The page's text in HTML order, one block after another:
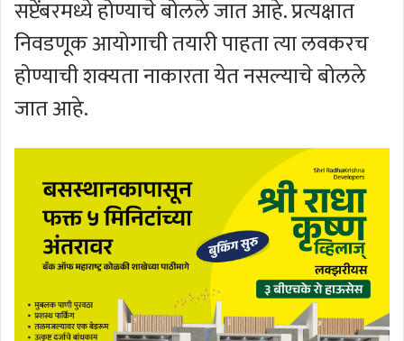
सप्टेंबरमध्ये होण्याचे बोलले जात आहे. प्रत्यक्षात
निवडणूक आयोगाची तयारी पाहता त्या लवकरच
होण्याची शक्यता नाकारता येत नसल्याचे बोलले
जात आहे.